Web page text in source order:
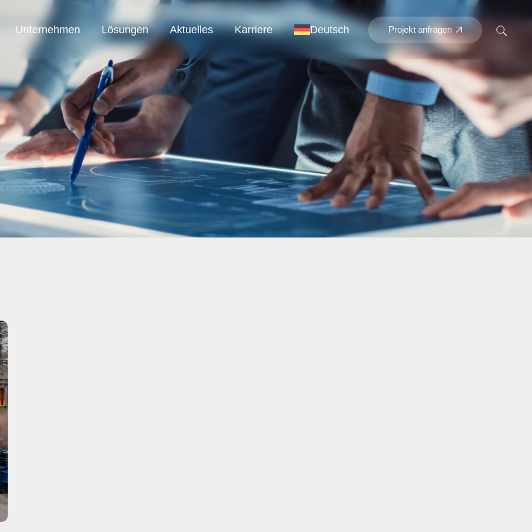
Unternehmen
SAB Austria
SAB Automation
SAB Smart Solution
Lösungen Aktuelles Karriere Deutsch Projekt anfragen